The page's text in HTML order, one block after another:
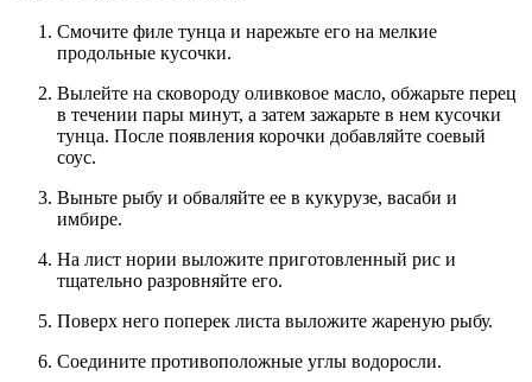
Смочите филе тунца и нарежьте его на мелкие
продольные кусочки.
Вылейте на сковороду оливковое масло, обжарьте перец
в течении пары минут, а затем зажарьте в нем кусочки
тунца. После появления корочки добавляйте соевый
соус.
Выньте рыбу и обваляйте ее в кукурузе, васаби и
имбире.
На лист нории выложите приготовленный рис и
тщательно разровняйте его.
Поверх него поперек листа выложите жареную рыбу.
Соедините противоположные углы водоросли.